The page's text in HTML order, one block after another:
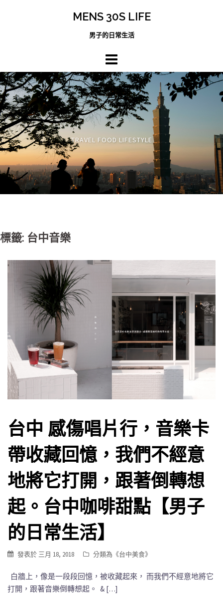
MENS 30S LIFE
男子的日常生活
TRAVEL FOOD LIFESTYLE
標籤: 台中音樂
台中 感傷唱片行，音樂卡
帶收藏回憶，我們不經意
地將它打開，跟著倒轉想
起。台中咖啡甜點【男子
的日常生活】
發表於 三月 18, 2018 分類為《台中美食》
白牆上，像是一段段回憶，被收藏起來， 而我們不經意地將它
打開，跟著音樂倒轉想起。 & […]